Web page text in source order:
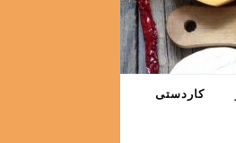
کاردستی